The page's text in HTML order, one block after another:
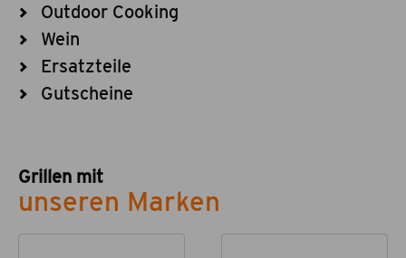
Outdoor Cooking
Wein
Ersatzteile
Gutscheine
Grillen mit
unseren Marken